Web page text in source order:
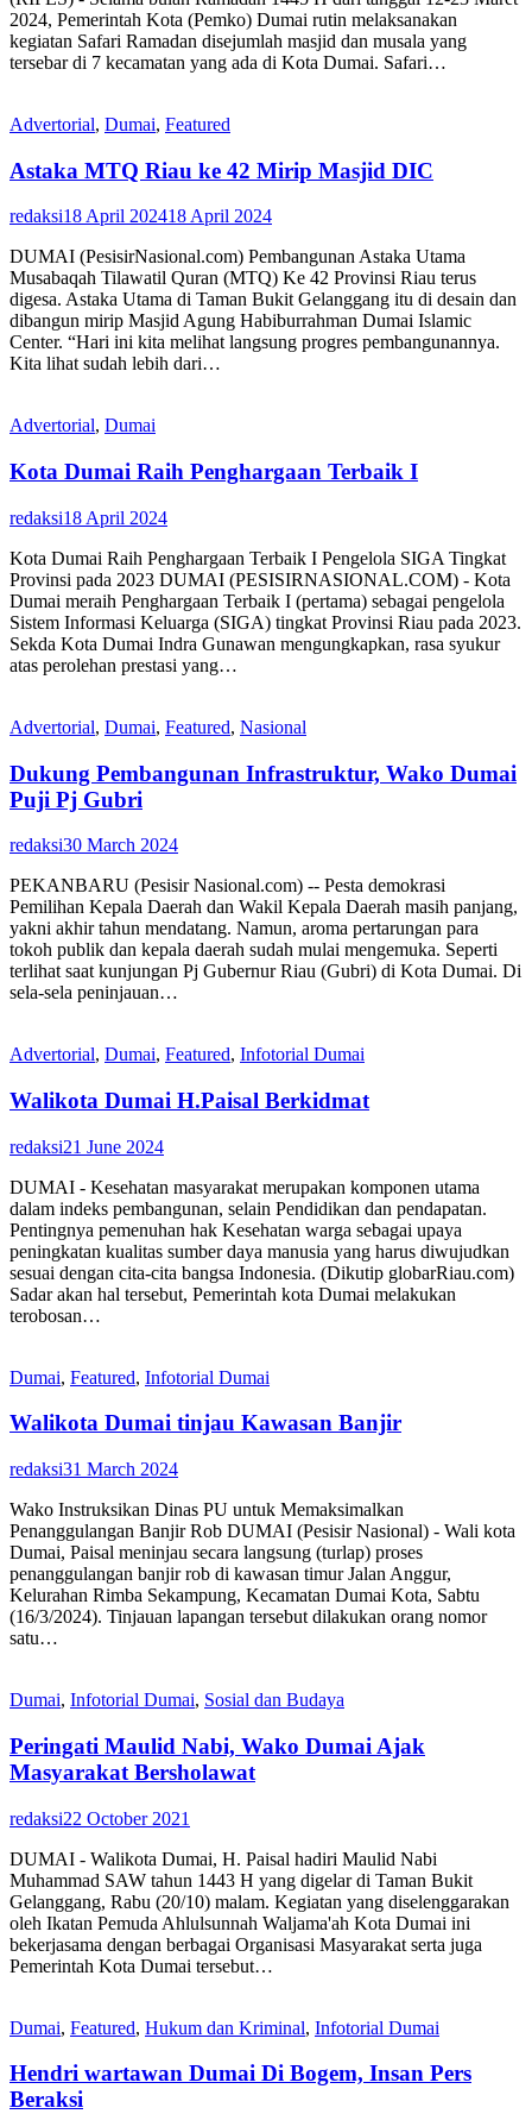
2024, Pemerintah Kota (Pemko) Dumai rutin melaksanakan
kegiatan Safari Ramadan disejumlah masjid dan musala yang
tersebar di 7 kecamatan yang ada di Kota Dumai. Safari…
Advertorial, Dumai, Featured
Astaka MTQ Riau ke 42 Mirip Masjid DIC
redaksi18 April 202418 April 2024
DUMAI (PesisirNasional.com) Pembangunan Astaka Utama
Musabaqah Tilawatil Quran (MTQ) Ke 42 Provinsi Riau terus
digesa. Astaka Utama di Taman Bukit Gelanggang itu di desain dan
dibangun mirip Masjid Agung Habiburrahman Dumai Islamic
Center. “Hari ini kita melihat langsung progres pembangunannya.
Kita lihat sudah lebih dari…
Advertorial, Dumai
Kota Dumai Raih Penghargaan Terbaik I
redaksi18 April 2024
Kota Dumai Raih Penghargaan Terbaik I Pengelola SIGA Tingkat
Provinsi pada 2023 DUMAI (PESISIRNASIONAL.COM) - Kota
Dumai meraih Penghargaan Terbaik I (pertama) sebagai pengelola
Sistem Informasi Keluarga (SIGA) tingkat Provinsi Riau pada 2023.
Sekda Kota Dumai Indra Gunawan mengungkapkan, rasa syukur
atas perolehan prestasi yang…
Advertorial, Dumai, Featured, Nasional
Dukung Pembangunan Infrastruktur, Wako Dumai
Puji Pj Gubri
redaksi30 March 2024
PEKANBARU (Pesisir Nasional.com) -- Pesta demokrasi
Pemilihan Kepala Daerah dan Wakil Kepala Daerah masih panjang,
yakni akhir tahun mendatang. Namun, aroma pertarungan para
tokoh publik dan kepala daerah sudah mulai mengemuka. Seperti
terlihat saat kunjungan Pj Gubernur Riau (Gubri) di Kota Dumai. Di
sela-sela peninjauan…
Advertorial, Dumai, Featured, Infotorial Dumai
Walikota Dumai H.Paisal Berkidmat
redaksi21 June 2024
DUMAI - Kesehatan masyarakat merupakan komponen utama
dalam indeks pembangunan, selain Pendidikan dan pendapatan.
Pentingnya pemenuhan hak Kesehatan warga sebagai upaya
peningkatan kualitas sumber daya manusia yang harus diwujudkan
sesuai dengan cita-cita bangsa Indonesia. (Dikutip globarRiau.com)
Sadar akan hal tersebut, Pemerintah kota Dumai melakukan
terobosan…
Dumai, Featured, Infotorial Dumai
Walikota Dumai tinjau Kawasan Banjir
redaksi31 March 2024
Wako Instruksikan Dinas PU untuk Memaksimalkan
Penanggulangan Banjir Rob DUMAI (Pesisir Nasional) - Wali kota
Dumai, Paisal meninjau secara langsung (turlap) proses
penanggulangan banjir rob di kawasan timur Jalan Anggur,
Kelurahan Rimba Sekampung, Kecamatan Dumai Kota, Sabtu
(16/3/2024). Tinjauan lapangan tersebut dilakukan orang nomor
satu…
Dumai, Infotorial Dumai, Sosial dan Budaya
Peringati Maulid Nabi, Wako Dumai Ajak
Masyarakat Bersholawat
redaksi22 October 2021
DUMAI - Walikota Dumai, H. Paisal hadiri Maulid Nabi
Muhammad SAW tahun 1443 H yang digelar di Taman Bukit
Gelanggang, Rabu (20/10) malam. Kegiatan yang diselenggarakan
oleh Ikatan Pemuda Ahlulsunnah Waljama'ah Kota Dumai ini
bekerjasama dengan berbagai Organisasi Masyarakat serta juga
Pemerintah Kota Dumai tersebut…
Dumai, Featured, Hukum dan Kriminal, Infotorial Dumai
Hendri wartawan Dumai Di Bogem, Insan Pers
Beraksi